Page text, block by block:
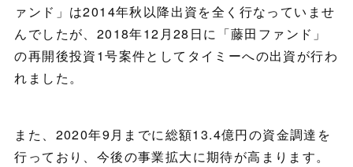
ァンド」は2014年秋以降出資を全く行なっていませ
んでしたが、2018年12月28日に「藤田ファンド」
の再開後投資1号案件としてタイミーへの出資が行わ
れました。
また、2020年9月までに総額13.4億円の資金調達を
行っており、今後の事業拡大に期待が高まります。